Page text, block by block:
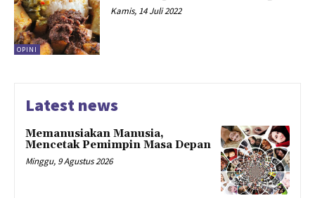
OPINI
Kamis, 14 Juli 2022
Latest news
Memanusiakan Manusia,
Mencetak Pemimpin Masa Depan
Minggu, 9 Agustus 2026